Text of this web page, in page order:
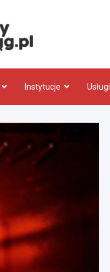
Instytucje Usługi